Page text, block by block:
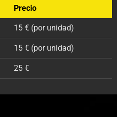
Precio
15 € (por unidad)
15 € (por unidad)
25 €